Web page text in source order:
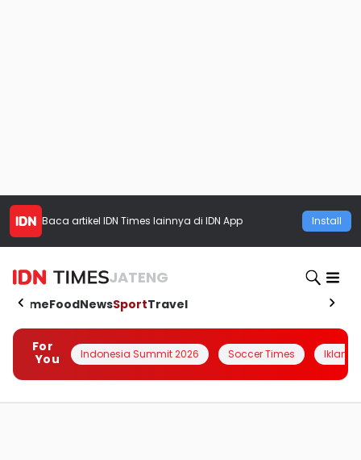
Baca artikel IDN Times lainnya di IDN App Install
JATENG
HomeFoodNewsSportTravel
For
You
Indonesia Summit 2026 Soccer Times Iklanin